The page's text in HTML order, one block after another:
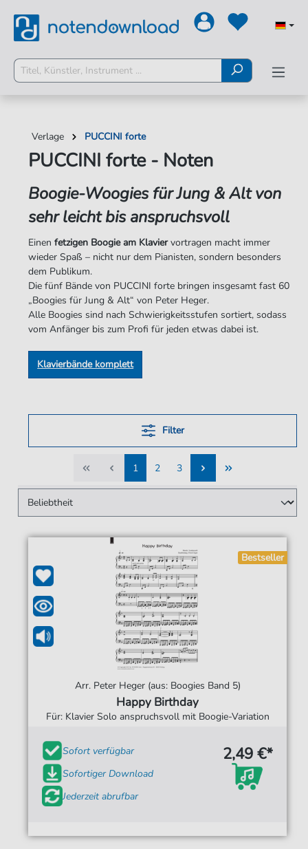
Verlage PUCCINI forte
PUCCINI forte - Noten
Boogie-Woogies für Jung & Alt von
sehr leicht bis anspruchsvoll
Einenfetzigen Boogie am Klaviervortragen macht immer
wieder Spaß – nicht nur dem Pianisten, sondern besonders
dem Publikum.
Die fünf Bände von PUCCINI forte bringen insgesamt fast 60
„Boogies für Jung & Alt“ von Peter Heger.
Alle Boogies sind nach Schwierigkeitsstufen sortiert, sodass
vom Anfänger bis zum Profi für jeden etwas dabei ist.
Klavierbände komplett
Filter
1
1
2
2
3
3
Bestseller
Arr. Peter Heger (aus: Boogies Band 5)
Happy Birthday
Für: Klavier Solo anspruchsvoll mit Boogie-Variation
Sofort verfügbar
Sofortiger Download
Jederzeit abrufbar
2,49 €*